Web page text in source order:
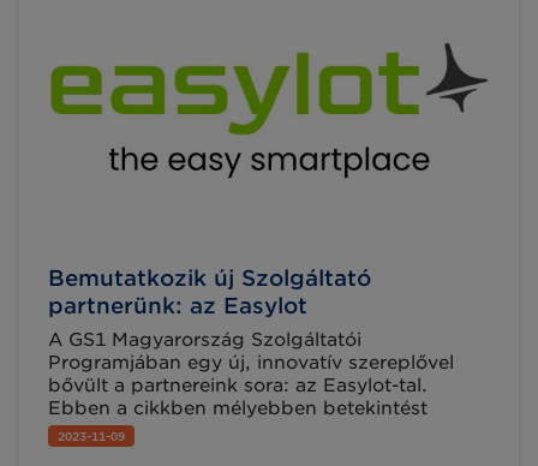
Bemutatkozik új Szolgáltató
partnerünk: az Easylot
A GS1 Magyarország Szolgáltatói
Programjában egy új, innovatív szereplővel
bővült a partnereink sora: az Easylot-tal.
Ebben a cikkben mélyebben betekintést
nyerhetnek az Easylot által kínált
lehetőségekbe.
2023-11-09